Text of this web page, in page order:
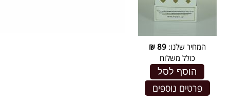
המחיר שלנו:89
₪
כולל משלוח
הוסף לסל
פרטים נוספים